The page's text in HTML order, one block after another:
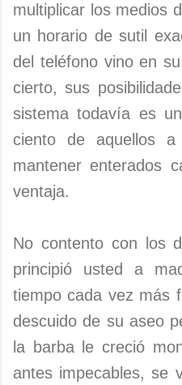
multiplicar los medios
un horario de sutil
del teléfono vino en
cierto, sus
sistema todavía es
ciento de aquellos
mantener enterados
ventaja.
No contento con los
principió usted a
tiempo cada vez más
descuido de su aseo
la barba le creció
antes impecables, se